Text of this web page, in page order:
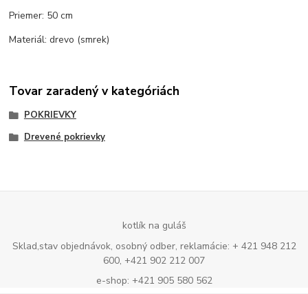
Priemer: 50 cm
Materiál: drevo (smrek)
Tovar zaradený v kategóriách
POKRIEVKY
Drevené pokrievky
kotlík na guláš
Sklad,stav objednávok, osobný odber, reklamácie: + 421 948 212
600, +421 902 212 007
e-shop: +421 905 580 562